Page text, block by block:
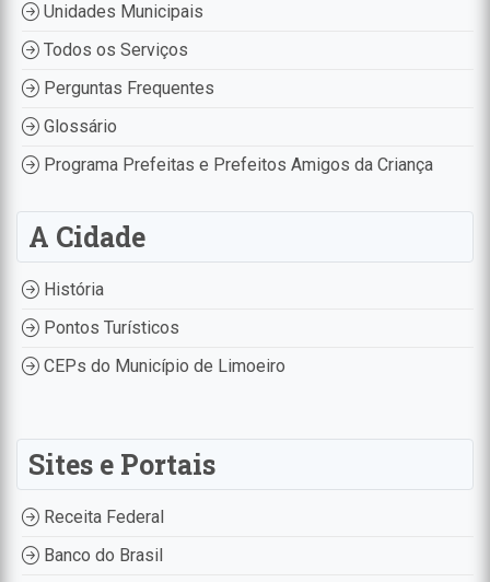
Unidades Municipais
Todos os Serviços
Perguntas Frequentes
Glossário
Programa Prefeitas e Prefeitos Amigos da Criança
A Cidade
História
Pontos Turísticos
CEPs do Município de Limoeiro
Sites e Portais
Receita Federal
Banco do Brasil